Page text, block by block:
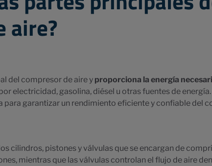
aire?
del compresor de aire y proporciona la energía
electricidad, gasolina, diésel u otras fuentes de
para garantizar un rendimiento eficiente y confiable del
cilindros, pistones y válvulas que se encargan de
mientras que las válvulas controlan el flujo de aire